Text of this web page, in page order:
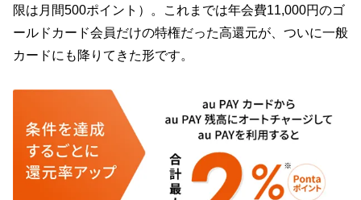
限は月間500ポイント）。これまでは年会費11,000円のゴ
ールドカード会員だけの特権だった高還元が、ついに一般
カードにも降りてきた形です。